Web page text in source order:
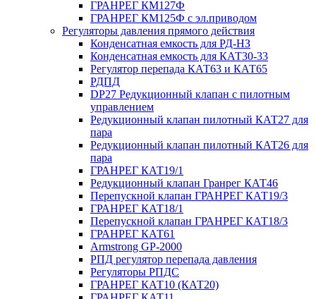
ГРАНРЕГ КМ127Ф
ГРАНРЕГ КМ125Ф с эл.приводом
Регуляторы давления прямого действия
Конденсатная емкость для РД-НЗ
Конденсатная емкость для КАТ30-33
Регулятор перепада КАТ63 и КАТ65
РДПД
DP27 Редукционный клапан с пилотным
управлением
Редукционный клапан пилотный КАТ27 для
пара
Редукционный клапан пилотный КАТ26 для
пара
ГРАНРЕГ КАТ19/1
Редукционный клапан Гранрег КАТ46
Перепускной клапан ГРАНРЕГ КАТ19/3
ГРАНРЕГ КАТ18/1
Перепускной клапан ГРАНРЕГ КАТ18/3
ГРАНРЕГ КАТ61
Armstrong GP-2000
РПД регулятор перепада давления
Регуляторы РПДС
ГРАНРЕГ КАТ10 (КАТ20)